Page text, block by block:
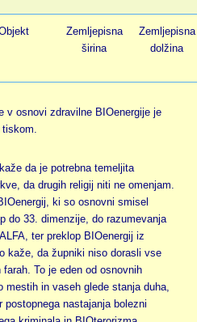
Zemljepisna
širina
Zemljepisna
dolžina
v osnovi zdravilne BIOenergije je
tiskom.
da je potrebna temeljita
da drugih religij niti ne omenjam.
ki so osnovni smisel
do 33. dimenzije, do razumevanja
ter preklop BIOenergij iz
kaže, da župniki niso dorasli vse
To je eden od osnovnih
mestih in vaseh glede stanja duha,
nastajanja bolezni